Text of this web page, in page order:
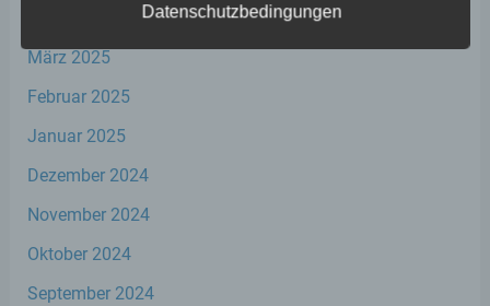
März 2025
Februar 2025
Januar 2025
Dezember 2024
November 2024
Oktober 2024
September 2024
die Offenlegung durch Übermittlung,
Bereitstellung, den Abgleich oder die
Verknüpfung, die Einschränkung, das
Löschen oder die Vernichtung.
d) Einschränkung der Verarbeitung
Markierung gespeicherter
ihre künftige Verarbeitung einzuschränken.
Datenschutzbedingungen